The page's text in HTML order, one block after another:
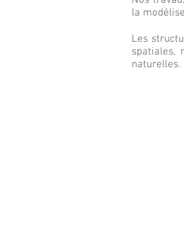
la
Les
spatiales,
naturelles.